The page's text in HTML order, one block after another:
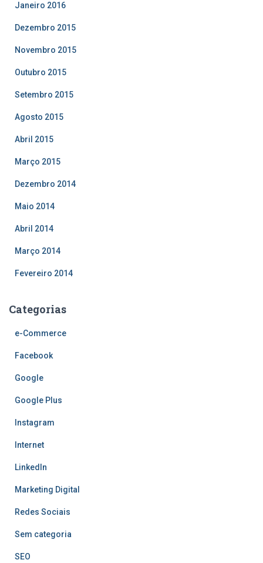
Janeiro 2016
Dezembro 2015
Novembro 2015
Outubro 2015
Setembro 2015
Agosto 2015
Abril 2015
Março 2015
Dezembro 2014
Maio 2014
Abril 2014
Março 2014
Fevereiro 2014
Categorias
e-Commerce
Facebook
Google
Google Plus
Instagram
Internet
LinkedIn
Marketing Digital
Redes Sociais
Sem categoria
SEO